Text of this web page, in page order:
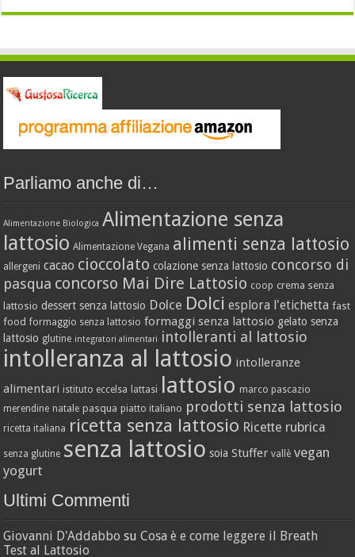
Parliamo anche di…
Alimentazione Biologica Alimentazione senza
lattosio Alimentazione Vegana alimenti senza lattosio
allergeni cacao cioccolato colazione senza lattosio concorso di
pasqua concorso Mai Dire Lattosio coop crema senza
lattosio dessert senza lattosio Dolce Dolci esplora l'etichetta fast
food formaggio senza lattosio formaggi senza lattosio gelato senza
lattosio glutine integratori alimentari intolleranti al lattosio
intolleranza al lattosio intolleranze
alimentari istituto eccelsa lattasi lattosio marco pascazio
merendine natale pasqua piatto italiano prodotti senza lattosio
ricetta italiana ricetta senza lattosio Ricette rubrica
senza glutine senza lattosio soia Stuffer vallè vegan
yogurt
Ultimi Commenti
Giovanni D'Addabbo suCosa è e come leggere il Breath
Test al Lattosio